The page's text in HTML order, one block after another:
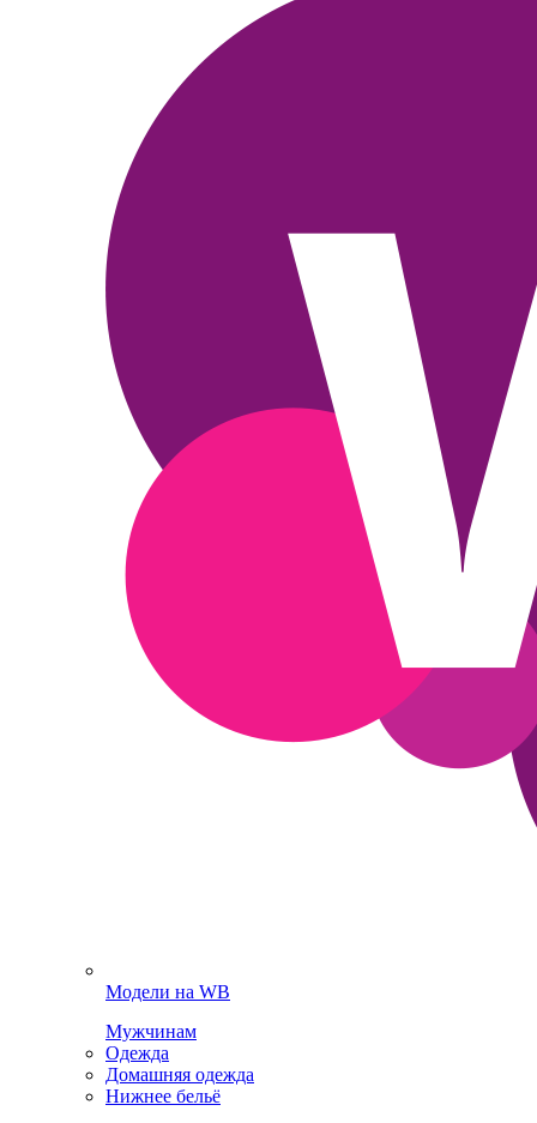
Модели на WB
Мужчинам
Одежда
Домашняя одежда
Нижнее бельё